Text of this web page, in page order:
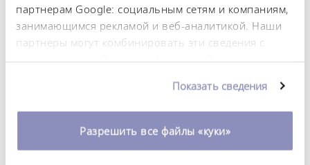
партнерам Google: социальным сетям и компаниям,
занимающимся рекламой и веб-аналитикой. Наши
партнеры могут комбинировать эти сведения с
предоставленной вами информацией, а также
использовании вами их сервисов. Вы можете
изменить или отозвать свое согласие в любое
время. Более подробную информацию об этом вы
можете найти в нашей
политике
Показать сведения
Разрешить все файлы «куки»
Лаборатории исследований и
разработок